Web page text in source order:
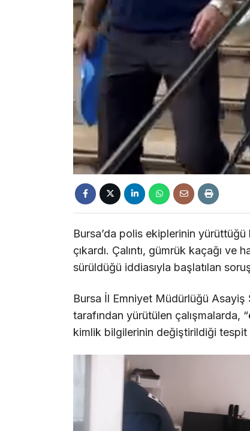
Bursa’da polis ekiplerinin yürüttüğü
çıkardı. Çalıntı, gümrük kaçağı ve
sürüldüğü iddiasıyla başlatılan
Bursa İl Emniyet Müdürlüğü Asayiş
tarafından yürütülen çalışmalarda, “
kimlik bilgilerinin değiştirildiği tespit